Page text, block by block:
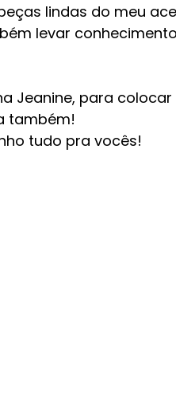
lindas do meu
levar
Jeanine, para
também!
tudo pra vocês!